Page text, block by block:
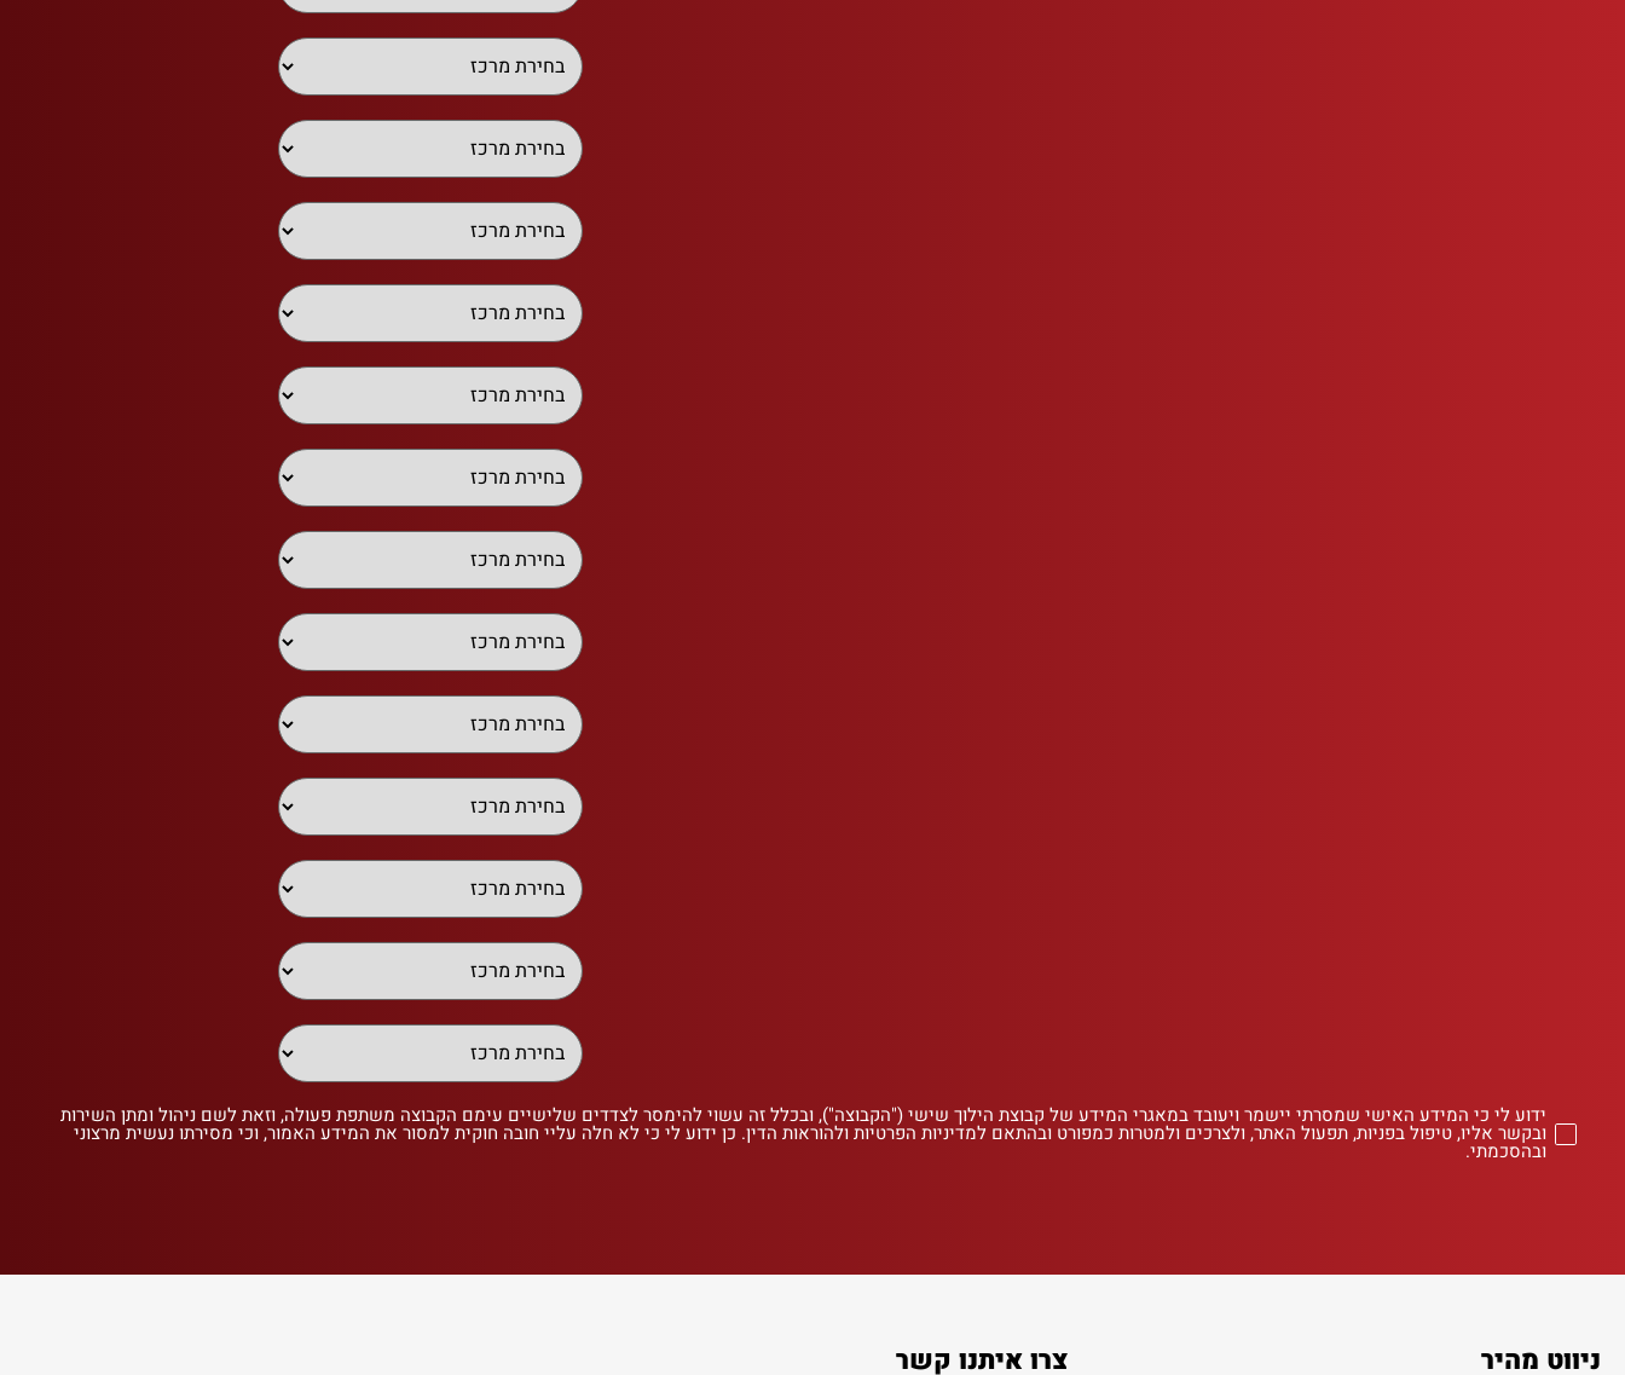
ידוע לי כי המידע האישי שמסרתי יישמר ויעובד במאגרי המידע של קבוצת הילוך שישי ("הקבוצה"), ובכלל זה עשוי להימסר לצדדים שלישיים עימם הקבוצה משתפת פעולה, וזאת לשם ניהול ומתן השירות
ובקשר אליו, טיפול בפניות, תפעול האתר, ולצרכים ולמטרות כמפורט ובהתאם למדיניות הפרטיות ולהוראות הדין. כן ידוע לי כי לא חלה עליי חובה חוקית למסור את המידע האמור, וכי מסירתו נעשית מרצוני
ובהסכמתי.
ניווט מהיר צרו איתנו קשר